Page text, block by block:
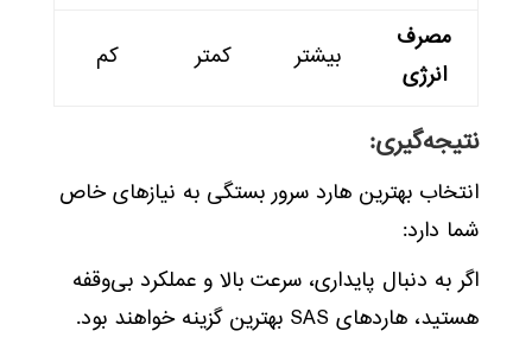
مصرف
انرژی
بیشتر کمتر کم
نتیجه‌گیری:
انتخاب بهترین هارد سرور بستگی به نیازهای خاص
شما دارد:
اگر به دنبال پایداری، سرعت بالا و عملکرد بی‌وقفه
هستید، هاردهای SAS بهترین گزینه خواهند بود.